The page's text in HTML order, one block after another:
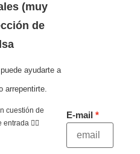
(muy
de
ayudarte a
arrepentirte.
cuestión de
👇🏻
E-mail